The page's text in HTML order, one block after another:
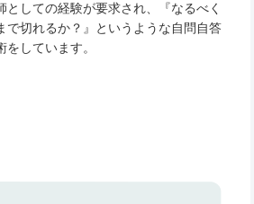
としての経験が要求され、『なるべく
で切れるか？』というような自問自答
しています。